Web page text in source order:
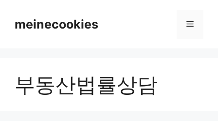
meinecookies 메
부동산법률상담